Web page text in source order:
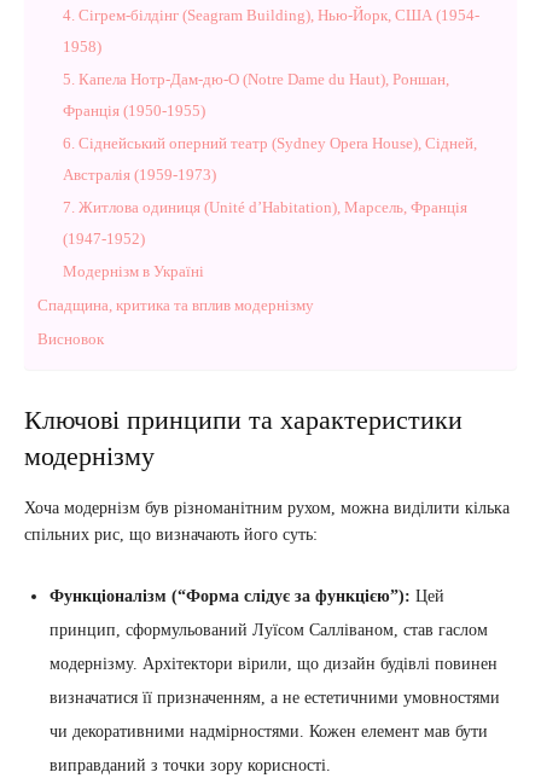
4. Сігрем-білдінг (Seagram Building), Нью-Йорк, США (1954-
1958)
5. Капела Нотр-Дам-дю-О (Notre Dame du Haut), Роншан,
Франція (1950-1955)
6. Сіднейський оперний театр (Sydney Opera House), Сідней,
Австралія (1959-1973)
7. Житлова одиниця (Unité d’Habitation), Марсель, Франція
(1947-1952)
Модернізм в Україні
Спадщина, критика та вплив модернізму
Висновок
Ключові принципи та характеристики
модернізму
Хоча модернізм був різноманітним рухом, можна виділити кілька
спільних рис, що визначають його суть:
Функціоналізм (“Форма слідує за функцією”): Цей
принцип, сформульований Луїсом Салліваном, став гаслом
модернізму. Архітектори вірили, що дизайн будівлі повинен
визначатися її призначенням, а не естетичними умовностями
чи декоративними надмірностями. Кожен елемент мав бути
виправданий з точки зору корисності.